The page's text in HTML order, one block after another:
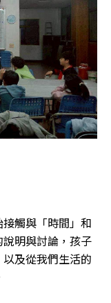
觸與「時間」和
說明與討論，孩子
及從我們生活的